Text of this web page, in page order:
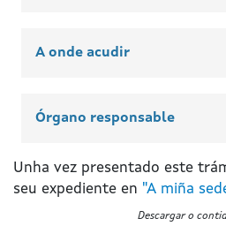
A onde acudir
Órgano responsable
Unha vez presentado este
seu expediente en "A miña
Descargar o